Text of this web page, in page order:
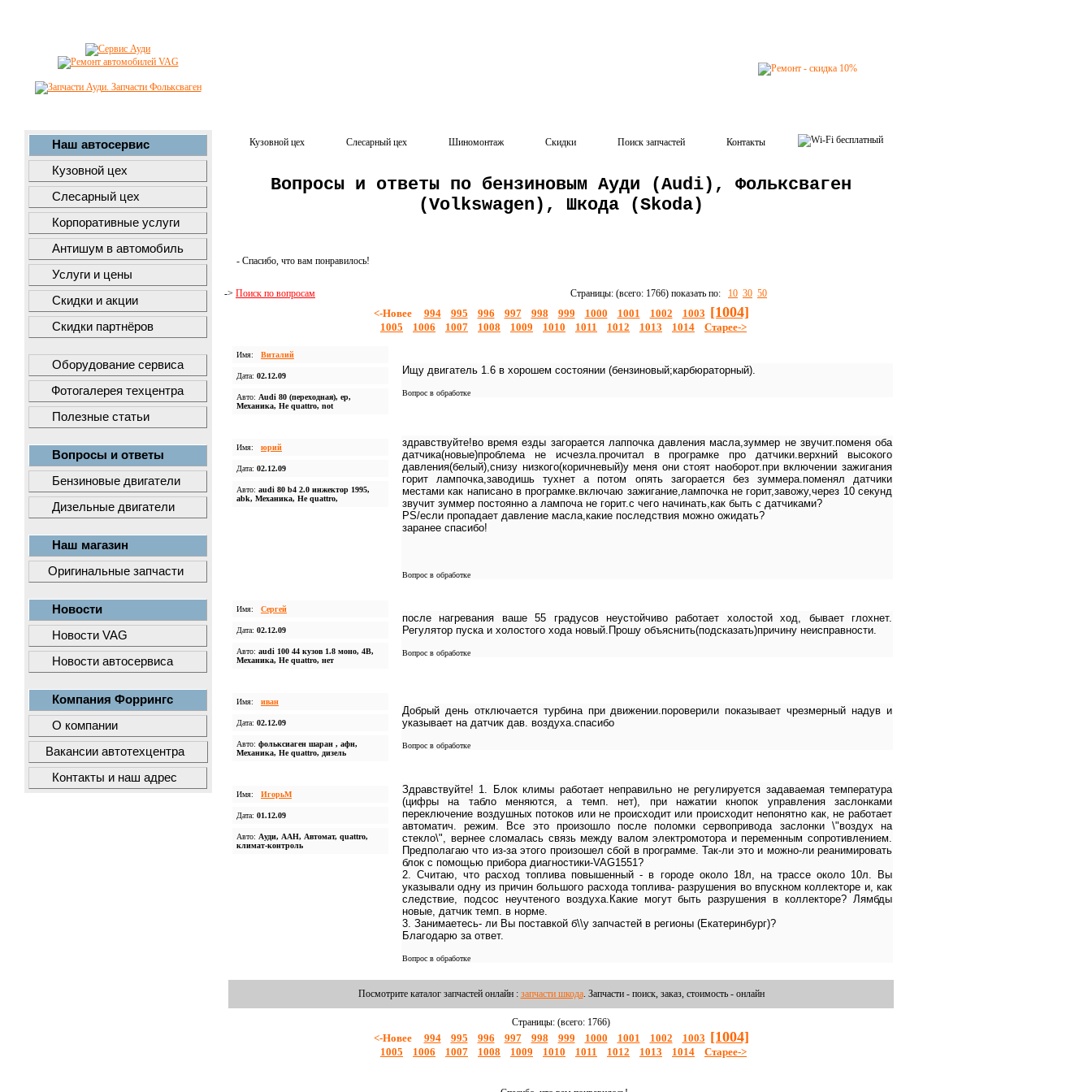
Наш автосервис
Кузовной цех
Слесарный цех
Корпоративные услуги
Антишум в автомобиль
Услуги и цены
Скидки и акции
Скидки партнёров
Оборудование сервиса
Фотогалерея техцентра
Полезные статьи
Вопросы и ответы
Бензиновые двигатели
Дизельные двигатели
Наш магазин
Оригинальные запчасти
Новости
Новости VAG
Новости автосервиса
Компания Форрингс
О компании
Вакансии автотехцентра
Контакты и наш адрес
Кузовной цех Слесарный цех Шиномонтаж Скидки Поиск запчастей Контакты
Вопросы и ответы по бензиновым Ауди (Audi), Фольксваген
(Volkswagen), Шкода (Skoda)
- Спасибо, что вам понравилось!
-> Поиск по вопросам Страницы: (всего: 1766) показать по: 10 30 50
<-Новее 994 995 996 997 998 999 1000 1001 1002 1003 [1004]
1005 1006 1007 1008 1009 1010 1011 1012 1013 1014 Старее->
Имя: Виталий
Дата: 02.12.09
Авто: Audi 80 (переходная), ep,
Механика, Не quattro, not
Ищу двигатель 1.6 в хорошем состоянии (бензиновый;карбюраторный).
Вопрос в обработке
Имя: юрий
Дата: 02.12.09
Авто: audi 80 b4 2.0 инжектор 1995,
abk, Механика, Не quattro,
здравствуйте!во время езды загорается лаппочка давления масла,зуммер не звучит.поменя оба
датчика(новые)проблема не исчезла.прочитал в програмке про датчики.верхний высокого
давления(белый),снизу низкого(коричневый)у меня они стоят наоборот.при включении зажигания
горит лампочка,заводишь тухнет а потом опять загорается без зуммера.поменял датчики
местами как написано в програмке.включаю зажигание,лампочка не горит,завожу,через 10 секунд
звучит зуммер постоянно а лампоча не горит.с чего начинать,как быть с датчиками?
PS/если пропадает давление масла,какие последствия можно ожидать?
заранее спасибо!
Вопрос в обработке
Имя: Сергей
Дата: 02.12.09
Авто: audi 100 44 кузов 1.8 моно, 4B,
Механика, Не quattro, нет
после нагревания ваше 55 градусов неустойчиво работает холостой ход, бывает глохнет.
Регулятор пуска и холостого хода новый.Прошу объяснить(подсказать)причину неисправности.
Вопрос в обработке
Имя: иван
Дата: 02.12.09
Авто: фольксиаген шаран , афн,
Механика, Не quattro, дизель
Добрый день отключается турбина при движении.пороверили показывает чрезмерный надув и
указывает на датчик дав. воздуха.спасибо
Вопрос в обработке
Имя: ИгорьМ
Дата: 01.12.09
Авто: Ауди, ААН, Автомат, quattro,
климат-контроль
Здравствуйте! 1. Блок климы работает неправильно не регулируется задаваемая температура
(цифры на табло меняются, а темп. нет), при нажатии кнопок управления заслонками
переключение воздушных потоков или не происходит или происходит непонятно как, не работает
автоматич. режим. Все это произошло после поломки сервопривода заслонки \"воздух на
стекло\", вернее сломалась связь между валом электромотора и переменным сопротивлением.
Предполагаю что из-за этого произошел сбой в программе. Так-ли это и можно-ли реанимировать
блок с помощью прибора диагностики-VAG1551?
2. Считаю, что расход топлива повышенный - в городе около 18л, на трассе около 10л. Вы
указывали одну из причин большого расхода топлива- разрушения во впускном коллекторе и, как
следствие, подсос неучтеного воздуха.Какие могут быть разрушения в коллекторе? Лямбды
новые, датчик темп. в норме.
3. Занимаетесь- ли Вы поставкой б\\у запчастей в регионы (Екатеринбург)?
Благодарю за ответ.
Вопрос в обработке
Посмотрите каталог запчастей онлайн : запчасти шкода. Запчасти - поиск, заказ, стоимость - онлайн
Страницы: (всего: 1766)
<-Новее 994 995 996 997 998 999 1000 1001 1002 1003 [1004]
1005 1006 1007 1008 1009 1010 1011 1012 1013 1014 Старее->